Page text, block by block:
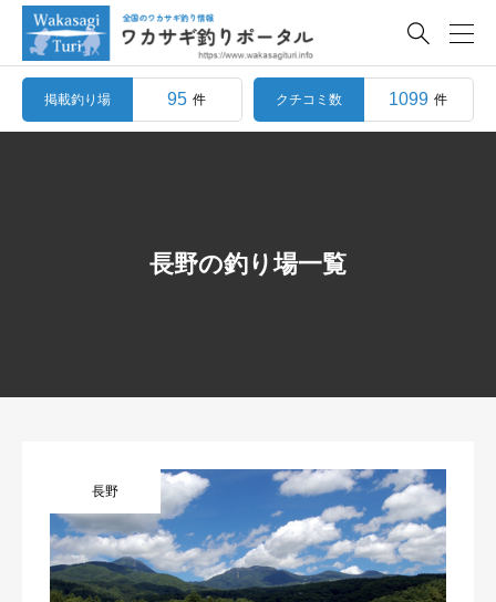

掲載釣り場 95 件 クチコミ数 1099 件
長野の釣り場一覧
長野